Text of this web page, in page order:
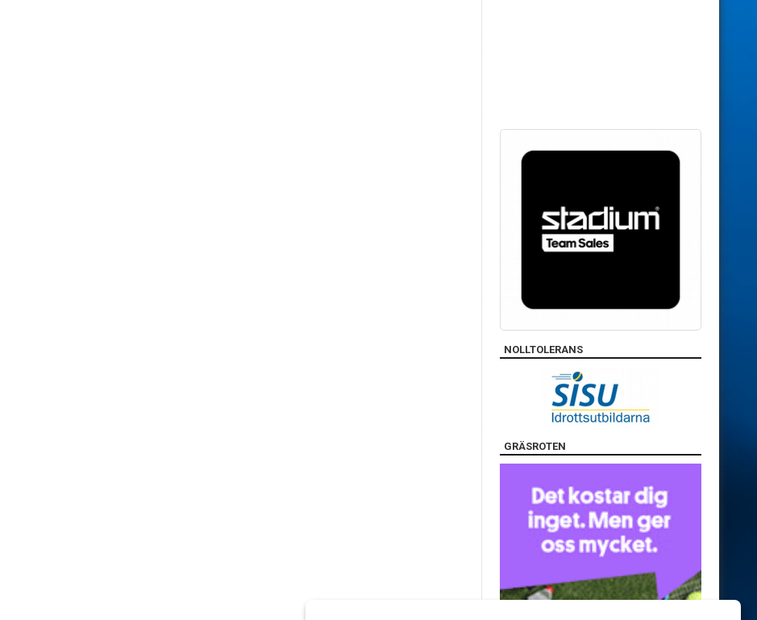
NOLLTOLERANS
GRÄSROTEN